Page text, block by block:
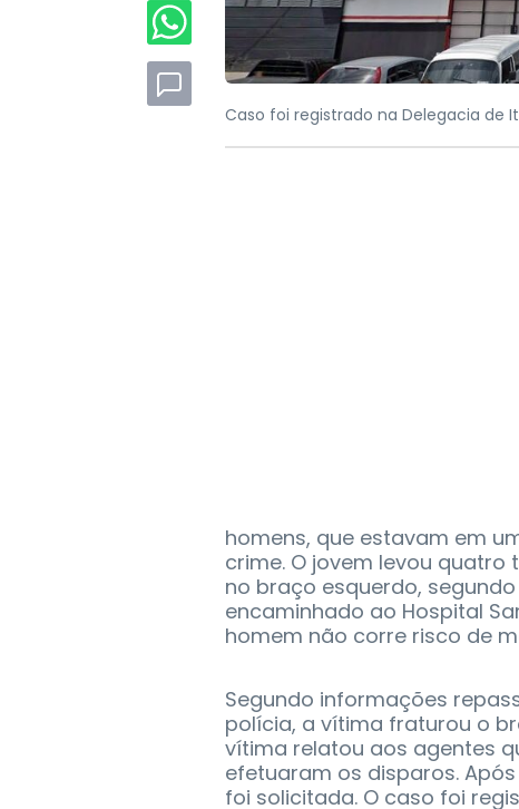
Caso foi registrado na Delegacia de
homens, que estavam em
crime. O jovem levou quatro
no braço esquerdo,
encaminhado ao Hospital
homem não corre risco de
Segundo informações
polícia, a vítima fraturou o
vítima relatou aos agentes
efetuaram os disparos.
foi solicitada. O caso foi